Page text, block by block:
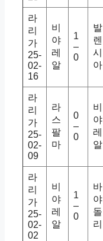
라
리
가
25-
02-
16
비
야
레
알
1
–
0
발
렌
시
아
라
리
가
25-
02-
09
라
스
팔
마
0
–
0
비
야
레
알
라
리
가
25-
02-
02
비
야
레
알
1
–
0
바
야
돌
리